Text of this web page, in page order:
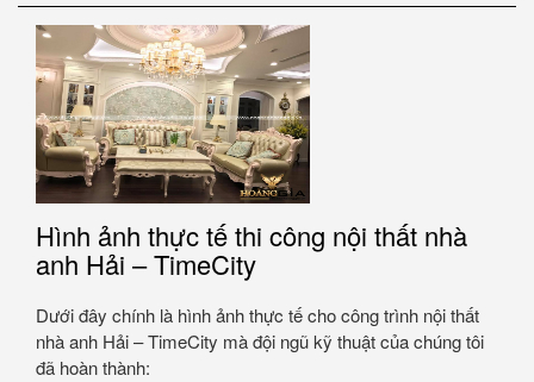
Hình ảnh thực tế thi công nội thất nhà
anh Hải – TimeCity
Dưới đây chính là hình ảnh thực tế cho công trình nội thất
nhà anh Hải – TimeCity mà đội ngũ kỹ thuật của chúng tôi
đã hoàn thành: